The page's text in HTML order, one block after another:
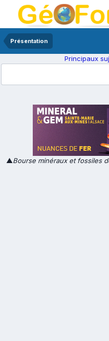
Présentation
Principaux
▲Bourse minéraux et fossiles